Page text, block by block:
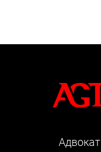
Адвокат